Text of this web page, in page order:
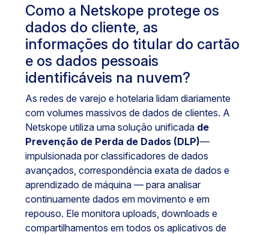
Como a Netskope protege os
dados do cliente, as
informações do titular do cartão
e os dados pessoais
identificáveis na nuvem?
As redes de varejo e hotelaria lidam diariamente
com volumes massivos de dados de clientes. A
Netskope utiliza uma solução unificada de
Prevenção de Perda de Dados (DLP)—
impulsionada por classificadores de dados
avançados, correspondência exata de dados e
aprendizado de máquina — para analisar
continuamente dados em movimento e em
repouso. Ele monitora uploads, downloads e
compartilhamentos em todos os aplicativos de